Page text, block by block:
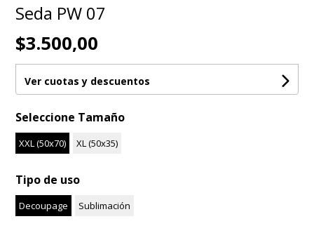
Seda PW 07
$3.500,00
Ver cuotas y descuentos
Seleccione Tamaño
XXL (50x70) XL (50x35)
Tipo de uso
Decoupage Sublimación